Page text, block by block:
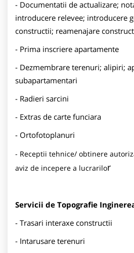
- Documentatii de actualizare;
introducere relevee; introducere
constructii; reamenajare
- Prima inscriere apartamente
- Dezmembrare terenuri; alipiri;
subapartamentari
- Radieri sarcini
- Extras de carte funciara
- Ortofotoplanuri
- Receptii tehnice/ obtinere
aviz de incepere a lucrarilor
Servicii de Topografie
- Trasari interaxe constructii
- Intarusare terenuri